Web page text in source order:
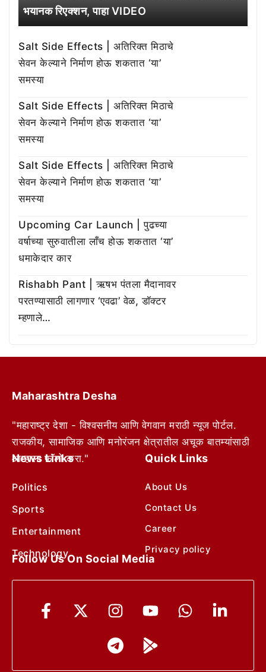
भयानक रिएक्शन, पाहा VIDEO
Salt Side Effects | अतिरिक्त मिठाचे
सेवन केल्याने निर्माण होऊ शकतात ‘या’
समस्या
Salt Side Effects | अतिरिक्त मिठाचे
सेवन केल्याने निर्माण होऊ शकतात ‘या’
समस्या
Salt Side Effects | अतिरिक्त मिठाचे
सेवन केल्याने निर्माण होऊ शकतात ‘या’
समस्या
Upcoming Car Launch | पुढच्या
वर्षाच्या सुरुवातीला लाँच होऊ शकतात ‘या’
धमाकेदार कार
Rishabh Pant | ऋषभ पंतला मैदानावर
परतण्यासाठी लागणार ‘एवढा’ वेळ, डॉक्टर
म्हणाले…
Maharashtra Desha
"महाराष्ट्र देशा - विश्वसनीय आणि वेगवान मराठी न्यूज पोर्टल.
राजकीय, सामाजिक आणि मनोरंजन क्षेत्रातील अचूक बातम्यांसाठी
आम्हाला फॉलो करा."
News Links
Politics
Sports
Entertainment
Technology
Quick Links
About Us
Contact Us
Career
Privacy policy
Follow Us On Social Media